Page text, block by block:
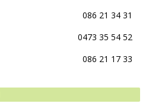
086 21 34 31
0473 35 54 52
086 21 17 33